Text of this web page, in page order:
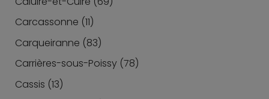
Carcassonne (11)
Carqueiranne (83)
Carrières-sous-Poissy (78)
Cassis (13)